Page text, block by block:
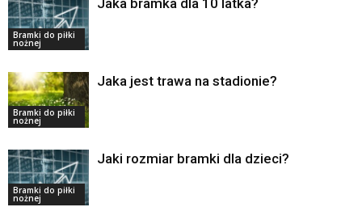
Bramki do piłki
nożnej
Jaka bramka dla 10 latka?
Bramki do piłki
nożnej
Jaka jest trawa na stadionie?
Bramki do piłki
nożnej
Jaki rozmiar bramki dla dzieci?